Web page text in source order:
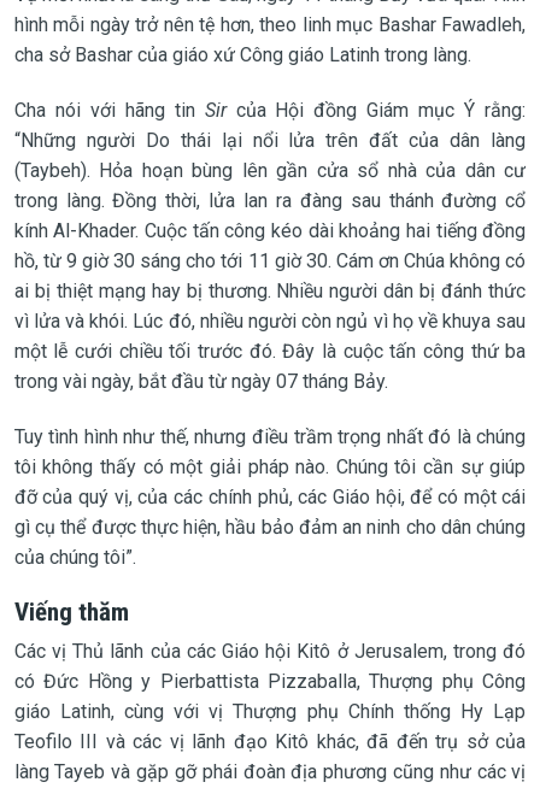
hình mỗi ngày trở nên tệ hơn, theo linh mục Bashar Fawadleh,
cha sở Bashar của giáo xứ Công giáo Latinh trong làng.
Cha nói với hãng tinSircủa Hội đồng Giám mục Ý rằng:
“Những người Do thái lại nổi lửa trên đất của dân làng
(Taybeh). Hỏa hoạn bùng lên gần cửa sổ nhà của dân cư
trong làng. Đồng thời, lửa lan ra đàng sau thánh đường cổ
kính Al-Khader. Cuộc tấn công kéo dài khoảng hai tiếng đồng
hồ, từ 9 giờ 30 sáng cho tới 11 giờ 30. Cám ơn Chúa không có
ai bị thiệt mạng hay bị thương. Nhiều người dân bị đánh thức
vì lửa và khói. Lúc đó, nhiều người còn ngủ vì họ về khuya sau
một lễ cưới chiều tối trước đó. Đây là cuộc tấn công thứ ba
trong vài ngày, bắt đầu từ ngày 07 tháng Bảy.
Tuy tình hình như thế, nhưng điều trầm trọng nhất đó là chúng
tôi không thấy có một giải pháp nào. Chúng tôi cần sự giúp
đỡ của quý vị, của các chính phủ, các Giáo hội, để có một cái
gì cụ thể được thực hiện, hầu bảo đảm an ninh cho dân chúng
của chúng tôi”.
Viếng thăm
Các vị Thủ lãnh của các Giáo hội Kitô ở Jerusalem, trong đó
có Đức Hồng y Pierbattista Pizzaballa, Thượng phụ Công
giáo Latinh, cùng với vị Thượng phụ Chính thống Hy Lạp
Teofilo III và các vị lãnh đạo Kitô khác, đã đến trụ sở của
làng Tayeb và gặp gỡ phái đoàn địa phương cũng như các vị